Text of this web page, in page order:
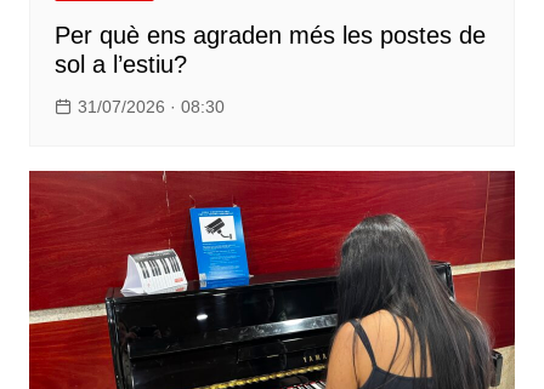
Per què ens agraden més les postes de
sol a l’estiu?
31/07/2026 · 08:30